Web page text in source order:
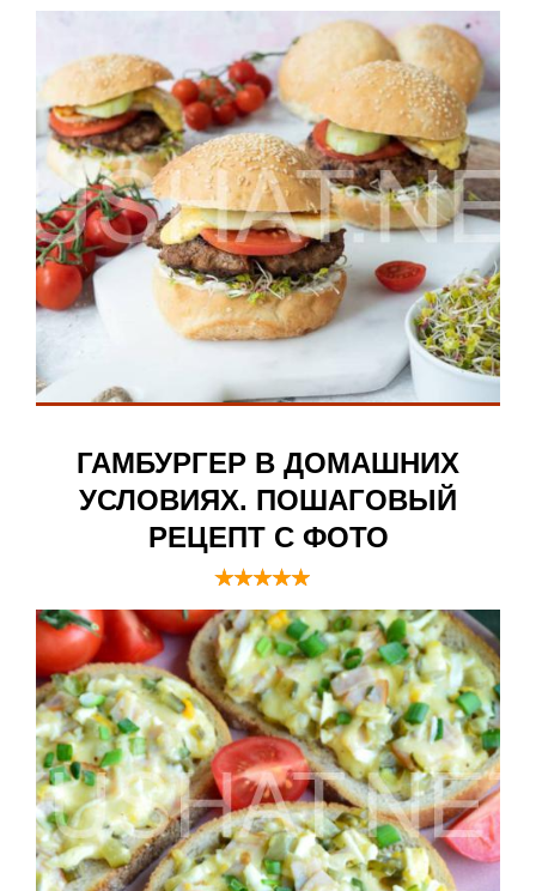
ГАМБУРГЕР В ДОМАШНИХ
УСЛОВИЯХ. ПОШАГОВЫЙ
РЕЦЕПТ С ФОТО